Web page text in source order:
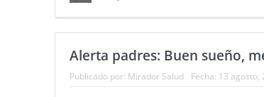
Alerta padres: Buen sueño,
Publicado por: Mirador Salud Fecha: 13 agosto,